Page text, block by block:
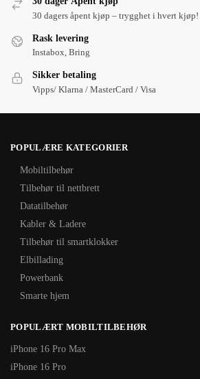
30 dagers åpent kjøp – trygghet i hvert kjøp!
Rask levering
Instabox, Bring
Sikker betaling
Vipps/ Klarna / MasterCard / Visa
POPULÆRE KATEGORIER
Mobiltilbehør
Tilbehør til nettbrett
Datatilbehør
Kabler & Ladere
Tilbehør til smartklokker
Elbillading
Powerbank
Smarte hjem
POPULÆRT MOBILTILBEHØR
iPhone 16 Pro Max
iPhone 16 Pro